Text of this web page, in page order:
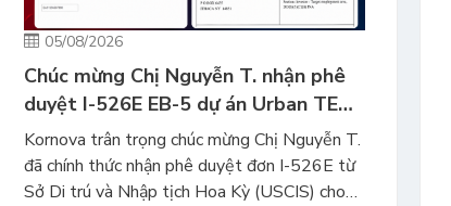
05/08/2026
Chúc mừng Chị Nguyễn T. nhận phê
duyệt I-526E EB-5 dự án Urban TEA
Cota Vera 1
Kornova trân trọng chúc mừng Chị Nguyễn T.
đã chính thức nhận phê duyệt đơn I-526E từ
Sở Di trú và Nhập tịch Hoa Kỳ (USCIS) cho